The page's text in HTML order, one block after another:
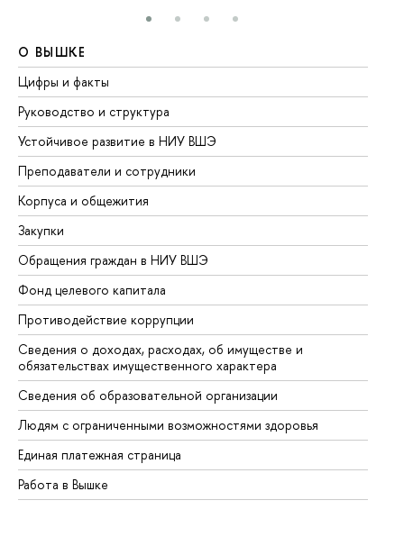
О ВЫШКЕ
Цифры и факты
Руководство и структура
Устойчивое развитие в НИУ ВШЭ
Преподаватели и сотрудники
Корпуса и общежития
Закупки
Обращения граждан в НИУ ВШЭ
Фонд целевого капитала
Противодействие коррупции
Сведения о доходах, расходах, об имуществе и
обязательствах имущественного характера
Сведения об образовательной организации
Людям с ограниченными возможностями здоровья
Единая платежная страница
Работа в Вышке